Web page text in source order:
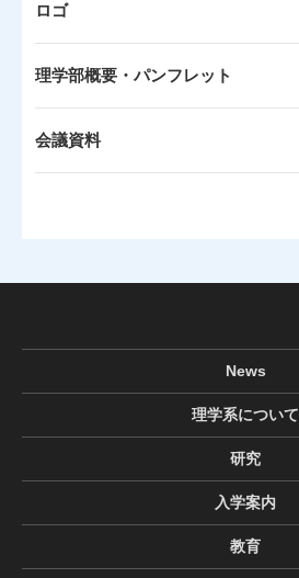
ロゴ
理学部概要・パンフレット
会議資料
News
理学系について
研究
入学案内
教育